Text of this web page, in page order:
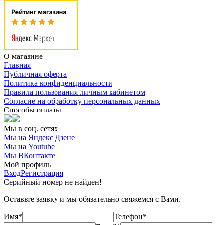
О магазине
Главная
Публичная оферта
Политика конфиденциальности
Правила пользования личным кабинетом
Согласие на обработку персональных данных
Способы оплаты
Мы в соц. сетях
Мы на Яндекс Дзене
Мы на Youtube
Мы ВКонтакте
Мой профиль
ВходРегистрация
Серийный номер не найден!
Оставьте заявку и мы обязательно свяжемся с Вами.
Имя*
Телефон*